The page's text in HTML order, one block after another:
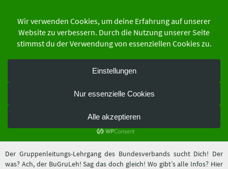
springen
der Schutzgemeinschaft Deutscher Wald
Bundesverband e.V.
Bewerbt euch für den BuGruLeh
Der Gruppenleitungs-Lehrgang des Bundesverbands sucht Dich! Der
was? Ach, der BuGruLeh! Sag das doch gleich! Wo gibt’s alle Infos? Hier